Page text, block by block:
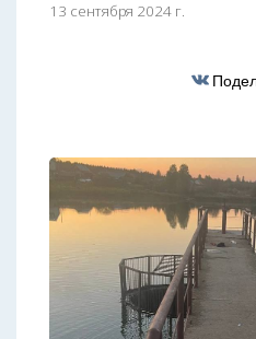
13 сентября 2024 г.